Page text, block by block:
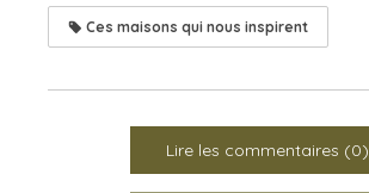
Ces maisons qui nous inspirent
Lire les commentaires (0)